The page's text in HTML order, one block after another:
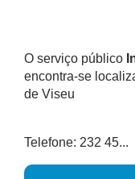
O serviço público
encontra-se
de Viseu
Telefone: 232 45...